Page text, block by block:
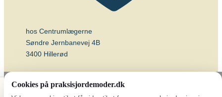
hos Centrumlægerne
Søndre Jernbanevej 4B
3400 Hillerød
Cookies på praksisjordemoder.dk
💉 Vaccineplan 📅 Book tid